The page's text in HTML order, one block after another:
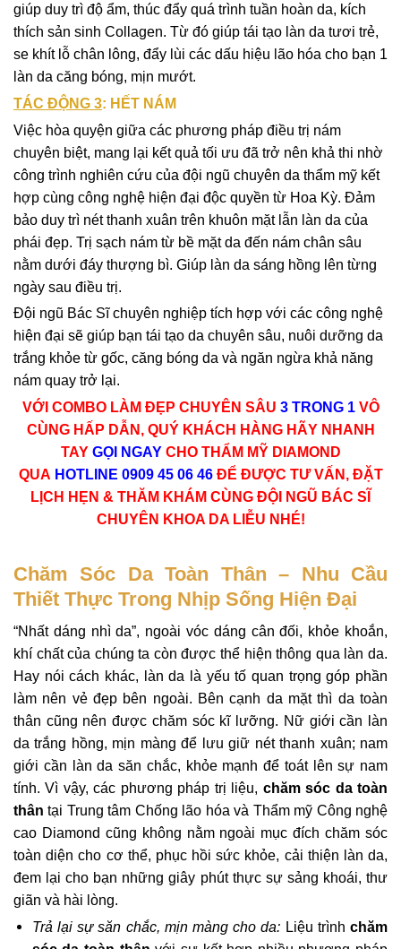
giúp duy trì độ ẩm, thúc đẩy quá trình tuần hoàn da, kích
thích sản sinh Collagen. Từ đó giúp tái tạo làn da tươi trẻ,
se khít lỗ chân lông, đẩy lùi các dấu hiệu lão hóa cho bạn 1
làn da căng bóng, mịn mướt.
TÁC ĐỘNG 3: HẾT NÁM
Việc hòa quyện giữa các phương pháp điều trị nám
chuyên biệt, mang lại kết quả tối ưu đã trở nên khả thi nhờ
công trình nghiên cứu của đội ngũ chuyên da thẩm mỹ kết
hợp cùng công nghệ hiện đại độc quyền từ Hoa Kỳ. Đảm
bảo duy trì nét thanh xuân trên khuôn mặt lẫn làn da của
phái đẹp. Trị sạch nám từ bề mặt da đến nám chân sâu
nằm dưới đáy thượng bì. Giúp làn da sáng hồng lên từng
ngày sau điều trị.
Đội ngũ Bác Sĩ chuyên nghiệp tích hợp với các công nghệ
hiện đại sẽ giúp bạn tái tạo da chuyên sâu, nuôi dưỡng da
trắng khỏe từ gốc, căng bóng da và ngăn ngừa khả năng
nám quay trở lại.
VỚI COMBO LÀM ĐẸP CHUYÊN SÂU 3 TRONG 1VÔ
CÙNG HẤP DẪN, QUÝ KHÁCH HÀNG HÃY NHANH
TAY GỌI NGAYCHO THẨM MỸ DIAMOND
QUA HOTLINE 0909 45 06 46ĐỂ ĐƯỢC TƯ VẤN, ĐẶT
LỊCH HẸN & THĂM KHÁM CÙNG ĐỘI NGŨ BÁC SĨ
CHUYÊN KHOA DA LIỄU NHÉ!
Chăm Sóc Da Toàn Thân – Nhu Cầu
Thiết Thực Trong Nhịp Sống Hiện Đại
“Nhất dáng nhì da”, ngoài vóc dáng cân đối, khỏe khoắn,
khí chất của chúng ta còn được thể hiện thông qua làn da.
Hay nói cách khác, làn da là yếu tố quan trọng góp phần
làm nên vẻ đẹp bên ngoài. Bên cạnh da mặt thì da toàn
thân cũng nên được chăm sóc kĩ lưỡng. Nữ giới cần làn
da trắng hồng, mịn màng để lưu giữ nét thanh xuân; nam
giới cần làn da săn chắc, khỏe mạnh để toát lên sự nam
tính. Vì vậy, các phương pháp trị liệu, chăm sóc da toàn
thân tại Trung tâm Chống lão hóa và Thẩm mỹ Công nghệ
cao Diamond cũng không nằm ngoài mục đích chăm sóc
toàn diện cho cơ thể, phục hồi sức khỏe, cải thiện làn da,
đem lại cho bạn những giây phút thực sự sảng khoái, thư
giãn và hài lòng.
Trả lại sự săn chắc, mịn màng cho da: Liệu trìnhchăm